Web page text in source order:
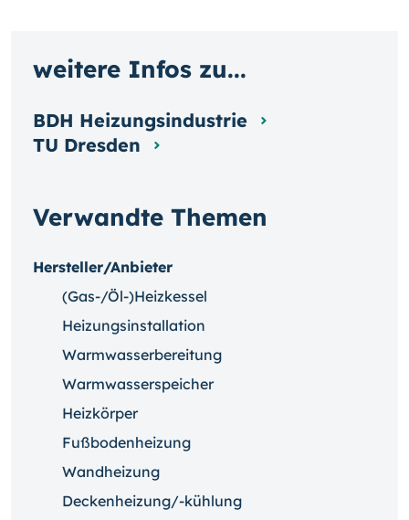
Verwandte Themen
Hersteller/Anbieter
(Gas-/Öl-)Heizkessel
Heizungsinstallation
Warmwasserbereitung
Warmwasserspeicher
Heizkörper
Fußbodenheizung
Wandheizung
Deckenheizung/-kühlung
weitere Infos zu...
BDH Heizungsindustrie
TU Dresden